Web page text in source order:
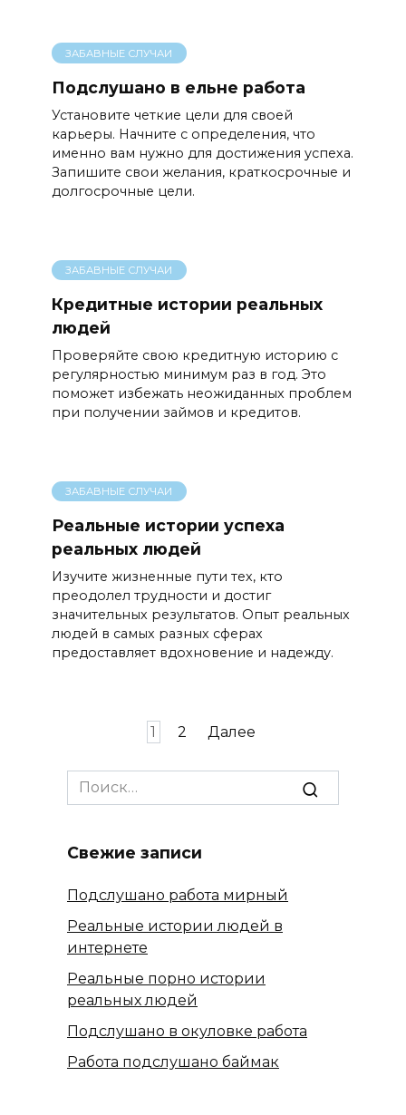
ЗАБАВНЫЕ СЛУЧАИ
Подслушано в ельне работа
Установите четкие цели для своей
карьеры. Начните с определения, что
именно вам нужно для достижения успеха.
Запишите свои желания, краткосрочные и
долгосрочные цели.
ЗАБАВНЫЕ СЛУЧАИ
Кредитные истории реальных
людей
Проверяйте свою кредитную историю с
регулярностью минимум раз в год. Это
поможет избежать неожиданных проблем
при получении займов и кредитов.
ЗАБАВНЫЕ СЛУЧАИ
Реальные истории успеха
реальных людей
Изучите жизненные пути тех, кто
преодолел трудности и достиг
значительных результатов. Опыт реальных
людей в самых разных сферах
предоставляет вдохновение и надежду.
1 2 Далее
Search
for:
Свежие записи
Подслушано работа мирный
Реальные истории людей в
интернете
Реальные порно истории
реальных людей
Подслушано в окуловке работа
Работа подслушано баймак